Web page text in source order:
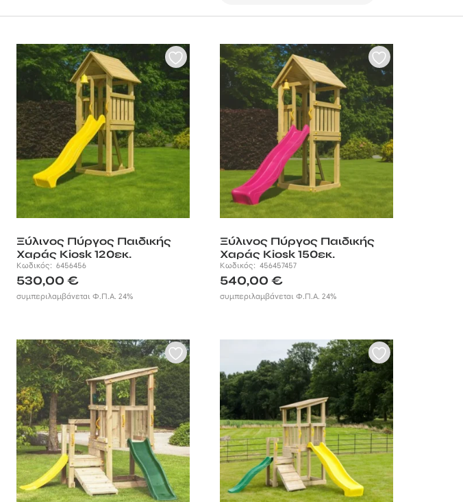
Ξύλινος Πύργος Παιδικής
Χαράς Kiosk 120εκ.
Κωδικός: 6456456
530,00 €
συμπεριλαμβάνεται Φ.Π.Α. 24%
Ξύλινος Πύργος Παιδικής
Χαράς Kiosk 150εκ.
Κωδικός: 456457457
540,00 €
συμπεριλαμβάνεται Φ.Π.Α. 24%